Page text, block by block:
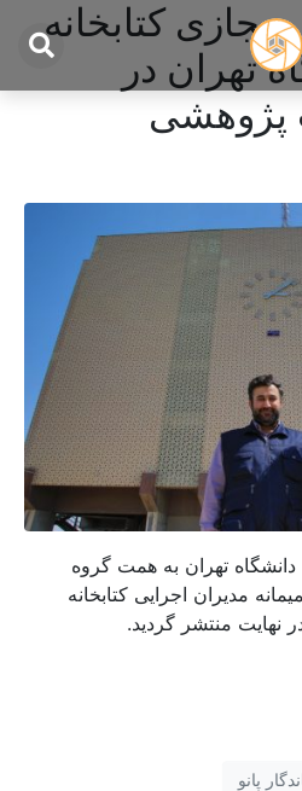
مجازی کتابخانه
تهران در
پژوهشی
تهران به همت گروه
مدیران اجرایی کتابخانه
منتشر گردید.
پانو